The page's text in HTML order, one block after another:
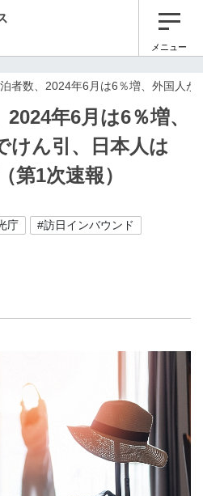
メニュー
者数、2024年6月は6％増、外国人
年6月は6％増、
けん引、日本人は
1次速報）
庁 #訪日インバウンド